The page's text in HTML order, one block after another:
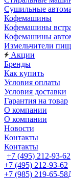
Сушильные
Кофемашины
Кофемашины
Кофемашины
Измельчители
Акции
Бренды
Как купить
Условия оплаты
Условия доставки
Гарантия на товар
О компании
О компании
Новости
Контакты
Контакты
+7 (495) 212-93-62
+7 (495) 212-93-62
+7 (985) 219-65-58